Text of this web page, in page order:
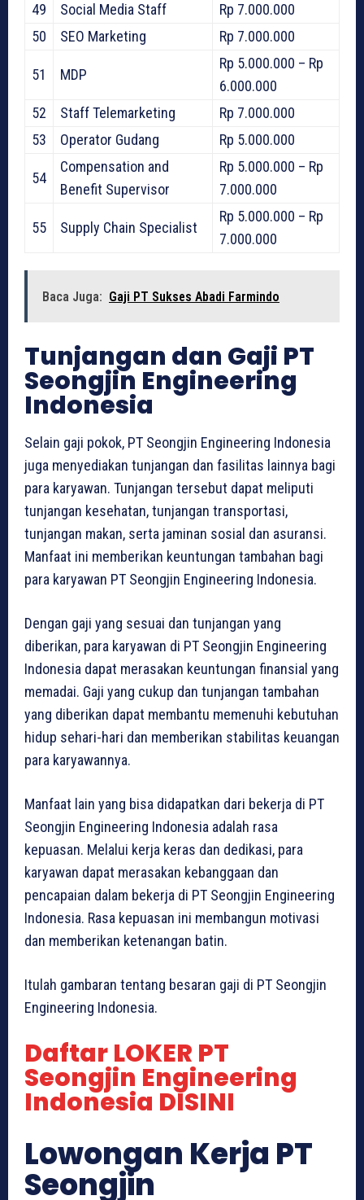
49
Social Media Staff
Rp 7.000.000
50
SEO Marketing Rp 7.000.000
51 MDP
Rp 5.000.000 – Rp
6.000.000
52
Staff Telemarketing
Rp 7.000.000
53
Operator Gudang Rp 5.000.000
54
Compensation and
Benefit Supervisor
Rp 5.000.000 – Rp
7.000.000
55 Supply Chain Specialist
Rp 5.000.000 – Rp
7.000.000
Baca Juga: Gaji PT Sukses Abadi Farmindo
Tunjangan dan Gaji PT
Seongjin Engineering
Indonesia
Selain gaji pokok, PT Seongjin Engineering Indonesia
juga menyediakan tunjangan dan fasilitas lainnya bagi
para karyawan. Tunjangan tersebut dapat meliputi
tunjangan kesehatan, tunjangan transportasi,
tunjangan makan, serta jaminan sosial dan asuransi.
Manfaat ini memberikan keuntungan tambahan bagi
para karyawan PT Seongjin Engineering Indonesia.
Dengan gaji yang sesuai dan tunjangan yang
diberikan, para karyawan di PT Seongjin Engineering
Indonesia dapat merasakan keuntungan finansial yang
memadai. Gaji yang cukup dan tunjangan tambahan
yang diberikan dapat membantu memenuhi kebutuhan
hidup sehari-hari dan memberikan stabilitas keuangan
para karyawannya.
Manfaat lain yang bisa didapatkan dari bekerja di PT
Seongjin Engineering Indonesia adalah rasa
kepuasan. Melalui kerja keras dan dedikasi, para
karyawan dapat merasakan kebanggaan dan
pencapaian dalam bekerja di PT Seongjin Engineering
Indonesia. Rasa kepuasan ini membangun motivasi
dan memberikan ketenangan batin.
Itulah gambaran tentang besaran gaji di PT Seongjin
Engineering Indonesia.
Daftar LOKER PT
Seongjin Engineering
Indonesia DISINI
Lowongan Kerja PT
Seongjin